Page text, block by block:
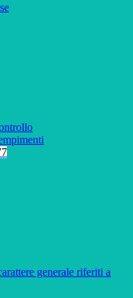
generale riferiti a